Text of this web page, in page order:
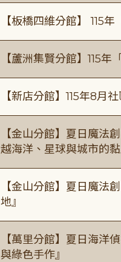
【板橋四維分館】 115
【蘆洲集賢分館】115
【新店分館】115年8月
【金山分館】夏日魔法
越海洋、星球與城市的黏
【金山分館】夏日魔法
地』
【萬里分館】夏日海洋
與綠色手作』